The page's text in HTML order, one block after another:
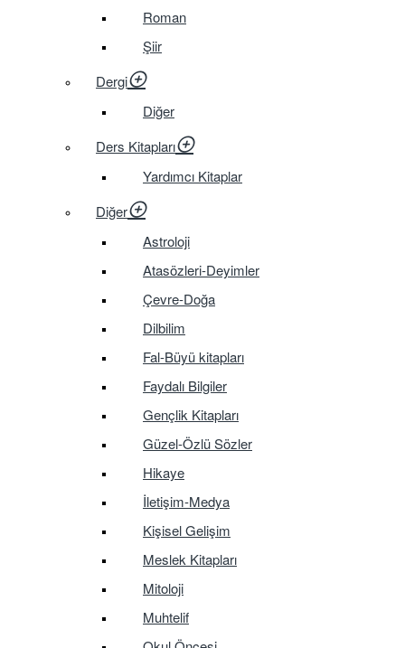
Roman
Şiir
Dergi
Diğer
Ders Kitapları
Yardımcı Kitaplar
Diğer
Astroloji
Atasözleri-Deyimler
Çevre-Doğa
Dilbilim
Fal-Büyü kitapları
Faydalı Bilgiler
Gençlik Kitapları
Güzel-Özlü Sözler
Hikaye
İletişim-Medya
Kişisel Gelişim
Meslek Kitapları
Mitoloji
Muhtelif